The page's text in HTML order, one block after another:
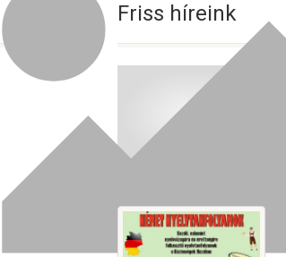
Friss híreink